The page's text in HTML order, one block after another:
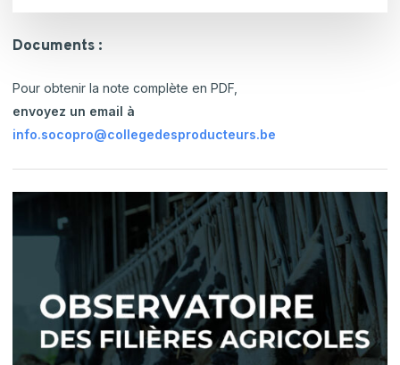
Documents :
Pour obtenir la note complète en PDF,
envoyez un email à
info.socopro@collegedesproducteurs.be